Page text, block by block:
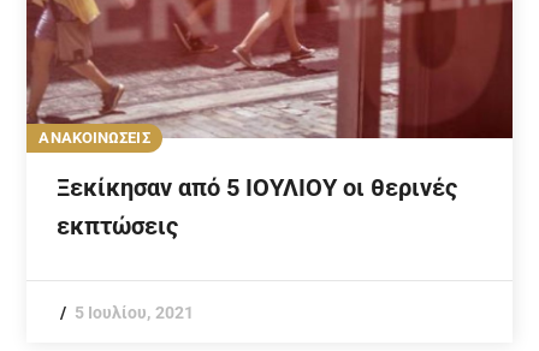
ΑΝΑΚΟΙΝΩΣΕΙΣ
Ξεκίκησαν από 5 ΙΟΥΛΙΟΥ οι θερινές
εκπτώσεις
5 Ιουλίου, 2021